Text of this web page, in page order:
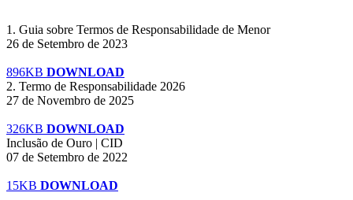
1. Guia sobre Termos de Responsabilidade de Menor
26 de Setembro de 2023
896KB DOWNLOAD
2. Termo de Responsabilidade 2026
27 de Novembro de 2025
326KB DOWNLOAD
Inclusão de Ouro | CID
07 de Setembro de 2022
15KB DOWNLOAD